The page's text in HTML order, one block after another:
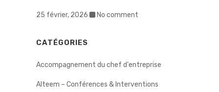
25 février, 2026 No comment
CATÉGORIES
Accompagnement du chef d'entreprise
Alteem – Conférences & Interventions